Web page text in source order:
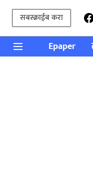
सबस्क्राईब करा
Epaper